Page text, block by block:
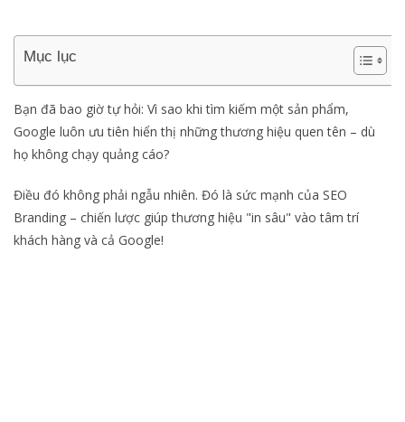
Mục lục
Bạn đã bao giờ tự hỏi: Vì sao khi tìm kiếm một sản phẩm,
Google luôn ưu tiên hiển thị những thương hiệu quen tên – dù
họ không chạy quảng cáo?
Điều đó không phải ngẫu nhiên. Đó là sức mạnh của SEO
Branding – chiến lược giúp thương hiệu "in sâu" vào tâm trí
khách hàng và cả Google!